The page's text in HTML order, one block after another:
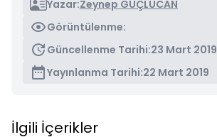
Yazar:Zeynep GÜÇLÜCAN
Görüntülenme:
Güncellenme Tarihi:23 Mart 2019
Yayınlanma Tarihi:22 Mart 2019
İlgili İçerikler